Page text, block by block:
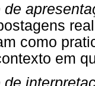
de
como
em